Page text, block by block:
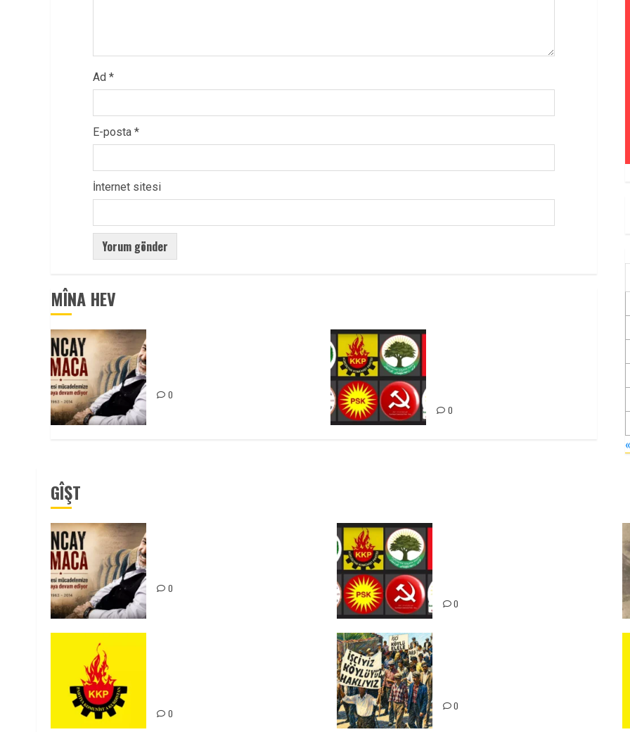
Ad *
E-posta *
İnternet sitesi
MÎNA HEV
0
0
GÎŞT
0
0
0
0